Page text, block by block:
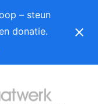
– steun
donatie.